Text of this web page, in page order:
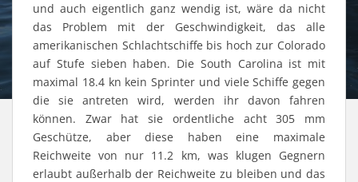
und auch eigentlich ganz wendig ist, wäre da nicht
das Problem mit der Geschwindigkeit, das alle
amerikanischen Schlachtschiffe bis hoch zur Colorado
auf Stufe sieben haben. Die South Carolina ist mit
maximal 18.4 kn kein Sprinter und viele Schiffe gegen
die sie antreten wird, werden ihr davon fahren
können. Zwar hat sie ordentliche acht 305 mm
Geschütze, aber diese haben eine maximale
Reichweite von nur 11.2 km, was klugen Gegnern
erlaubt außerhalb der Reichweite zu bleiben und das